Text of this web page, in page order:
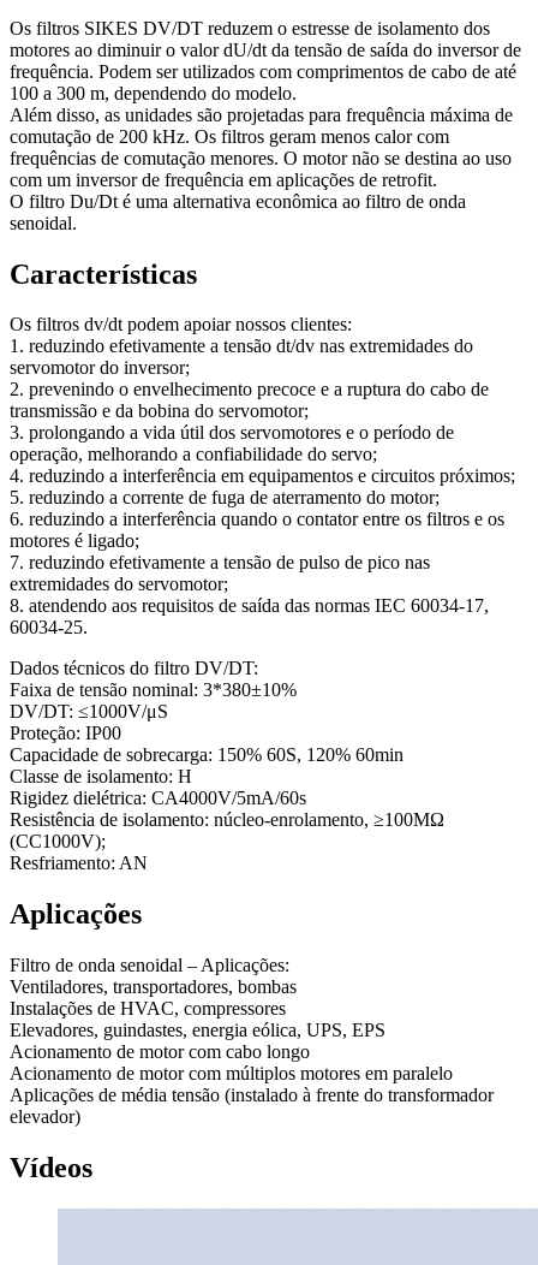
Os filtros SIKES DV/DT reduzem o estresse de isolamento dos
motores ao diminuir o valor dU/dt da tensão de saída do inversor de
frequência. Podem ser utilizados com comprimentos de cabo de até
100 a 300 m, dependendo do modelo.
Além disso, as unidades são projetadas para frequência máxima de
comutação de 200 kHz. Os filtros geram menos calor com
frequências de comutação menores. O motor não se destina ao uso
com um inversor de frequência em aplicações de retrofit.
O filtro Du/Dt é uma alternativa econômica ao filtro de onda
senoidal.
Características
Os filtros dv/dt podem apoiar nossos clientes:
1. reduzindo efetivamente a tensão dt/dv nas extremidades do
servomotor do inversor;
2. prevenindo o envelhecimento precoce e a ruptura do cabo de
transmissão e da bobina do servomotor;
3. prolongando a vida útil dos servomotores e o período de
operação, melhorando a confiabilidade do servo;
4. reduzindo a interferência em equipamentos e circuitos próximos;
5. reduzindo a corrente de fuga de aterramento do motor;
6. reduzindo a interferência quando o contator entre os filtros e os
motores é ligado;
7. reduzindo efetivamente a tensão de pulso de pico nas
extremidades do servomotor;
8. atendendo aos requisitos de saída das normas IEC 60034-17,
60034-25.
Dados técnicos do filtro DV/DT:
Faixa de tensão nominal: 3*380±10%
DV/DT: ≤1000V/μS
Proteção: IP00
Capacidade de sobrecarga: 150% 60S, 120% 60min
Classe de isolamento: H
Rigidez dielétrica: CA4000V/5mA/60s
Resistência de isolamento: núcleo-enrolamento, ≥100MΩ
(CC1000V);
Resfriamento: AN
Aplicações
Filtro de onda senoidal – Aplicações:
Ventiladores, transportadores, bombas
Instalações de HVAC, compressores
Elevadores, guindastes, energia eólica, UPS, EPS
Acionamento de motor com cabo longo
Acionamento de motor com múltiplos motores em paralelo
Aplicações de média tensão (instalado à frente do transformador
elevador)
Vídeos